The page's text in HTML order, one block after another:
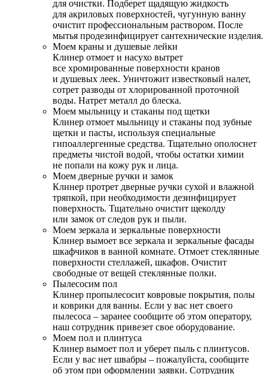
для очистки. Подберет щадящую жидкость
для акриловых поверхностей, чугунную ванну
очистит профессиональным раствором. После
мытья продезинфицирует сантехнические изделия.
Моем краны и душевые лейки
Клинер отмоет и насухо вытрет
все хромированные поверхности кранов
и душевых леек. Уничтожит известковый налет,
сотрет разводы от хлорированной проточной
воды. Натрет металл до блеска.
Моем мыльницу и стаканы под щетки
Клинер отмоет мыльницу и стаканы под зубные
щетки и пасты, используя специальные
гипоаллергенные средства. Тщательно ополоснет
предметы чистой водой, чтобы остатки химии
не попали на кожу рук и лица.
Моем дверные ручки и замок
Клинер протрет дверные ручки сухой и влажной
тряпкой, при необходимости дезинфицирует
поверхность. Тщательно очистит щеколду
или замок от следов рук и пыли.
Моем зеркала и зеркальные поверхности
Клинер вымоет все зеркала и зеркальные фасады
шкафчиков в ванной комнате. Отмоет стеклянные
поверхности стеллажей, шкафов. Очистит
свободные от вещей стеклянные полки.
Пылесосим пол
Клинер пропылесосит ковровые покрытия, полы
и коврики для ванны. Если у вас нет своего
пылесоса – заранее сообщите об этом оператору,
наш сотрудник привезет свое оборудование.
Моем пол и плинтуса
Клинер вымоет пол и уберет пыль с плинтусов.
Если у вас нет швабры – пожалуйста, сообщите
об этом при оформлении заявки. Сотрудник